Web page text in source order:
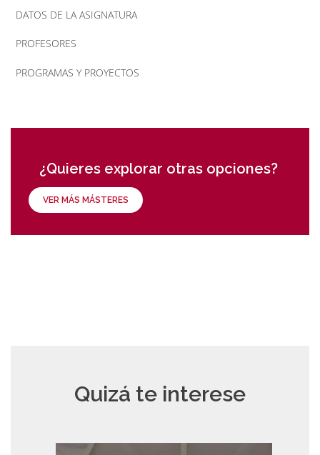
DATOS DE LA ASIGNATURA
PROFESORES
PROGRAMAS Y PROYECTOS
¿Quieres explorar otras opciones?
VER MÁS MÁSTERES
Quizá te interese